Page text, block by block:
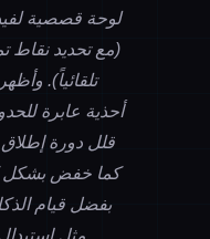
لوحة قصصية
(مع تحديد نقاط
تلقائياً).
أحذية عابرة
كما خفض بشكل
بفضل قيام